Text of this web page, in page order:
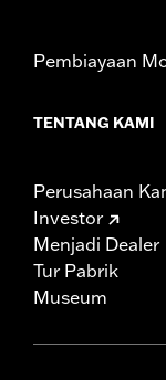
Pembiayaan
TENTANG KAMI
Perusahaan
Investor
Menjadi Dealer
Tur Pabrik
Museum